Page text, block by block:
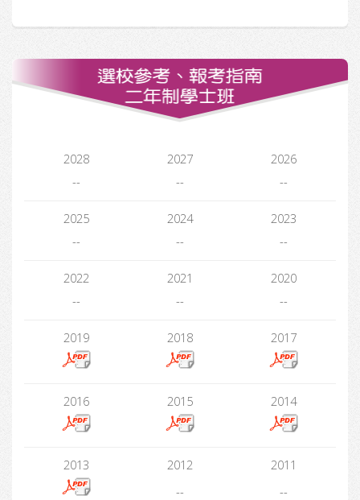
2028 2027
2026
--
-- --
2025 2024
2023
--
-- --
2022 2021
2020
--
-- --
2019 2018 2017
2016 2015 2014
2013 2012
2011
--
--